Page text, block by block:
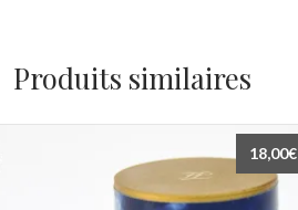
Produits similaires
18,00€